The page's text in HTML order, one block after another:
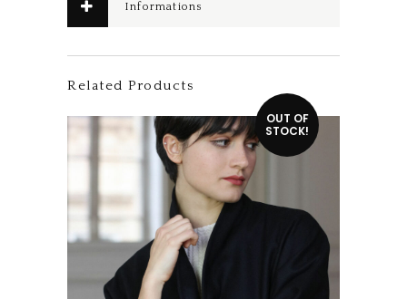
Informations
Related Products
OUT OF
STOCK!
Ce produit a plusieurs variations. Les options peuvent être choisies sur la page du produit